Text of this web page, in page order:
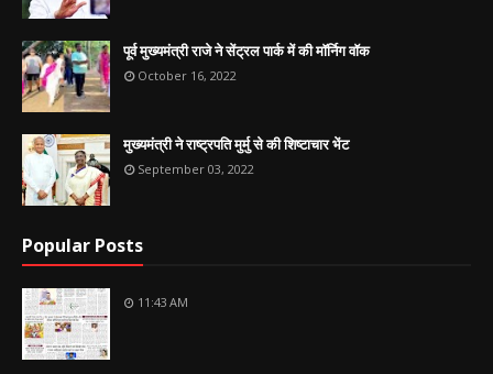
पूर्व मुख्यमंत्री राजे ने सेंट्रल पार्क में की मॉर्निग वॉक
October 16, 2022
मुख्यमंत्री ने राष्ट्रपति मुर्मु से की शिष्टाचार भेंट
September 03, 2022
Popular Posts
11:43 AM